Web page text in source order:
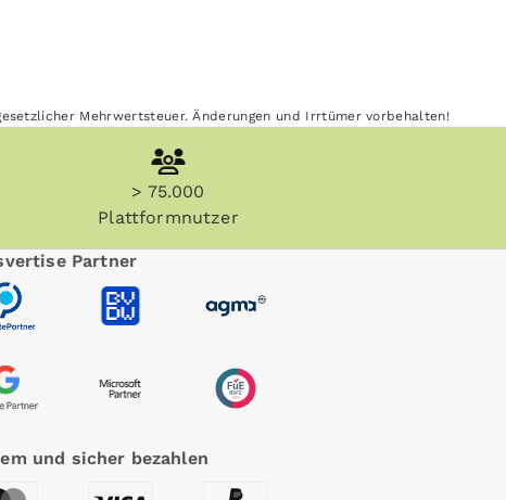
Mehrwertsteuer. Änderungen und Irrtümer vorbehalten!
> 75.000
Plattformnutzer
Partner
und sicher bezahlen